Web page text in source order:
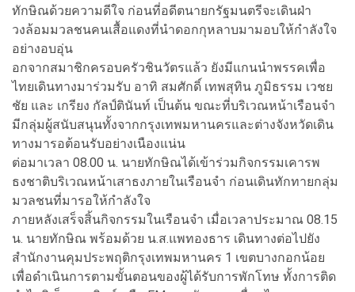
ทักษิณด้วยความดีใจ ก่อนที่อดีตนายกรัฐมนตรีจะเดินฝ่า
วงล้อมมวลชนคนเสื้อแดงที่นำดอกกุหลาบมามอบให้กำลังใจ
อย่างอบอุ่น
อกจากสมาชิกครอบครัวชินวัตรแล้ว ยังมีแกนนำพรรคเพื่อ
ไทยเดินทางมาร่วมรับ อาทิ สมศักดิ์ เทพสุทิน ภูมิธรรม เวชย
ชัย และ เกรียง กัลป์ตินันท์ เป็นต้น ขณะที่บริเวณหน้าเรือนจำ
มีกลุ่มผู้สนับสนุนทั้งจากกรุงเทพมหานครและต่างจังหวัดเดิน
ทางมารอต้อนรับอย่างเนืองแน่น
ต่อมาเวลา 08.00 น. นายทักษิณได้เข้าร่วมกิจกรรมเคารพ
ธงชาติบริเวณหน้าเสาธงภายในเรือนจำ ก่อนเดินทักทายกลุ่ม
มวลชนที่มารอให้กำลังใจ
ภายหลังเสร็จสิ้นกิจกรรมในเรือนจำ เมื่อเวลาประมาณ 08.15
น. นายทักษิณ พร้อมด้วย น.ส.แพทองธาร เดินทางต่อไปยัง
สำนักงานคุมประพฤติกรุงเทพมหานคร 1 เขตบางกอกน้อย
เพื่อดำเนินการตามขั้นตอนของผู้ได้รับการพักโทษ ทั้งการติด